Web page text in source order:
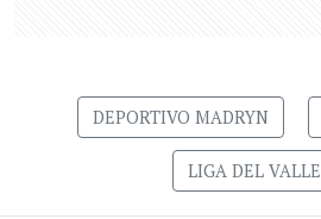
DEPORTIVO MADRYN
LIGA DEL VALLE